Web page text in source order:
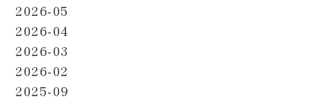
2026-05
2026-04
2026-03
2026-02
2025-09